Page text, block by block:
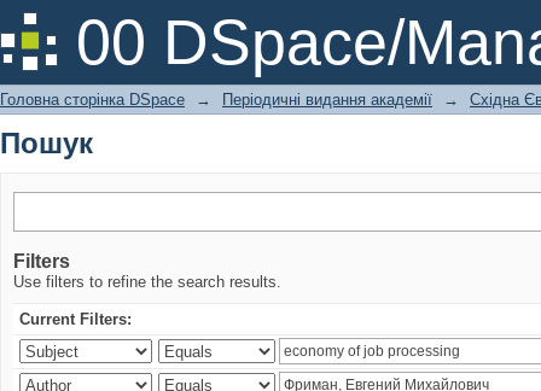
00 DSpace/
Пошук
Головна сторінка DSpace → Періодичні видання академії → Східна
Пошук
Filters
Use filters to refine the search results.
Current Filters: